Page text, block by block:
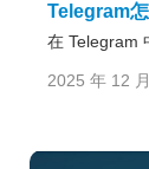
Telegram
在 Telegram
2025 年 12